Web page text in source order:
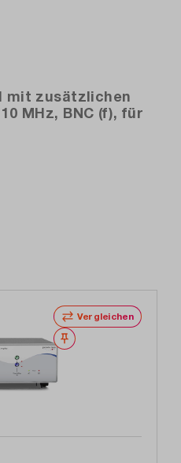
mit zusätzlichen
MHz, BNC (f), für
Vergleichen
Merken